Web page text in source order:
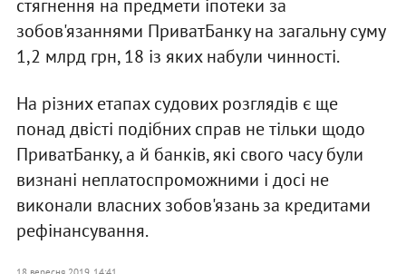
стягнення на предмети іпотеки за
зобов'язаннями ПриватБанку на загальну суму
1,2 млрд грн, 18 із яких набули чинності.
На різних етапах судових розглядів є ще
понад двісті подібних справ не тільки щодо
ПриватБанку, а й банків, які свого часу були
визнані неплатоспроможними і досі не
виконали власних зобов'язань за кредитами
рефінансування.